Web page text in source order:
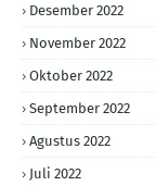
Desember 2022
November 2022
Oktober 2022
September 2022
Agustus 2022
Juli 2022